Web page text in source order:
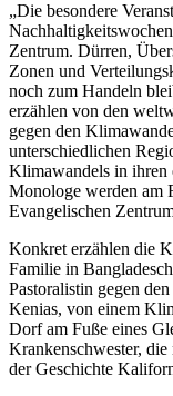
„Die besondere
Zentrum. Dürren,
Zonen und
noch zum Handeln
erzählen von den
gegen den
unterschiedlichen
Klimawandels in ihren
Monologe werden am
Evangelischen
Konkret erzählen die
Familie in
Pastoralistin gegen
Kenias, von einem
Dorf am Fuße eines
Krankenschwester,
der Geschichte